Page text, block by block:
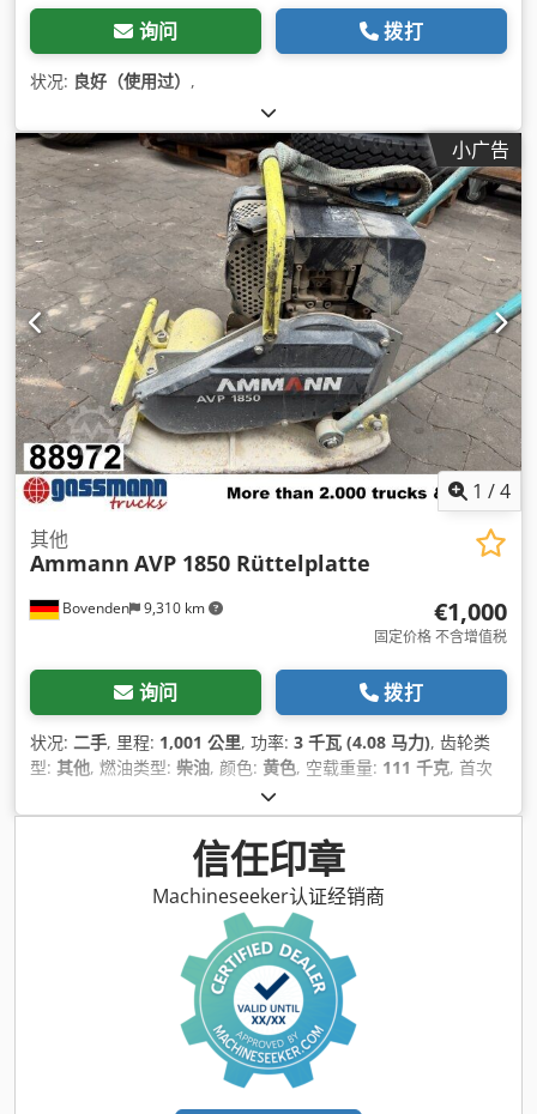
询问 拨打
状况: 良好（使用过） ,
小广告
1 /4
Bovenden 9,310 km
其他
Ammann AVP 1850 Rüttelplatte
€1,000
固定价格 不含增值税
询问 拨打
状况: 二手, 里程: 1,001 公里, 功率: 3 千瓦 (4.08 马力), 齿轮类
型: 其他, 燃油类型: 柴油, 颜色: 黄色, 空载重量: 111 千克, 首次
2006, 驾驶室:
信任印章
Machineseeker认证经销商